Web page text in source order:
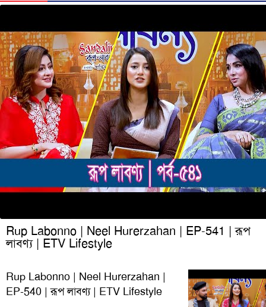
Rup Labonno | Neel Hurerzahan | EP-541 | রূপ
লাবণ্য | ETV Lifestyle
Rup Labonno | Neel Hurerzahan |
EP-540 | রূপ লাবণ্য | ETV Lifestyle